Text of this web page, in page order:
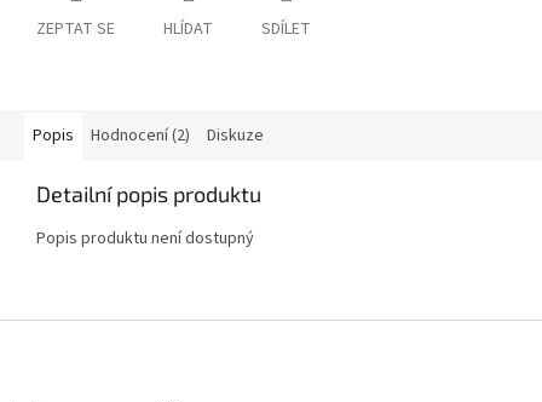
ZEPTAT SE HLÍDAT SDÍLET
Popis Hodnocení (2) Diskuze
Detailní popis produktu
Popis produktu není dostupný